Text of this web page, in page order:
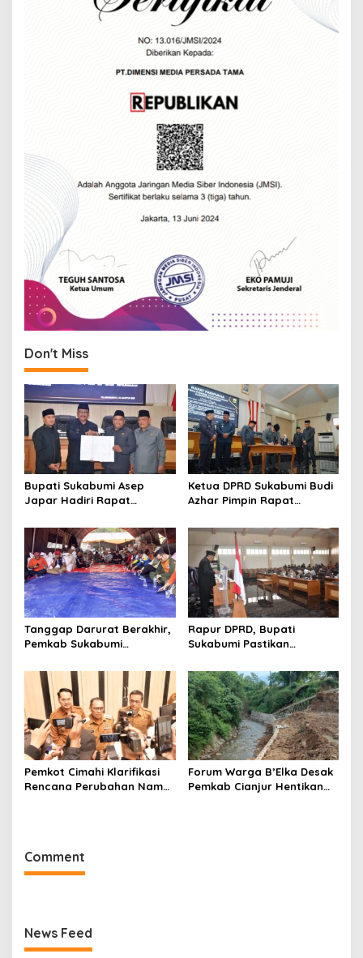
Don't Miss
Bupati Sukabumi Asep
Japar Hadiri Rapat
PPAS dan Raperda
Disabilitas
Ketua DPRD Sukabumi Budi
Azhar Pimpin Rapat
dan Raperda Tirta Jaya
Tanggap Darurat Berakhir,
Pemkab Sukabumi
Dimulai
Rapur DPRD, Bupati
Sukabumi Pastikan
Jadi Perda
Pemkot Cimahi Klarifikasi
Rencana Perubahan Nama
Forum Warga B’Elka Desak
Pemkab Cianjur Hentikan
Comment
News Feed